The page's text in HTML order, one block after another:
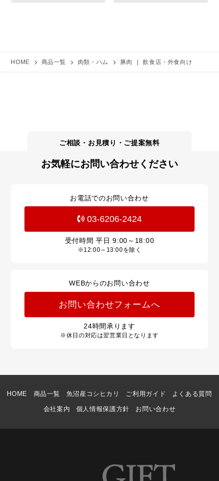
HOME 商品一覧 肉類・ハム 豚肉 | 飲食店・外食向け
お気軽にお問い合わせください
お電話でのお問い合わせ
03-6206-2424
受付時間 平日9:00～18:00
※12:00～13:00を除く
WEBからのお問い合わせ
お問い合わせフォームへ
24時間承ります
※休日の対応は翌営業日となります
HOME 商品一覧 魚沼産コシヒカリ ご利用ガイド よくある質問
会社案内 個人情報保護方針 お問い合わせ